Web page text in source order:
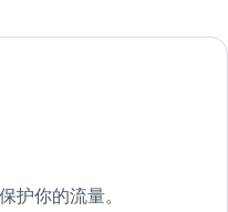
护你的流量。